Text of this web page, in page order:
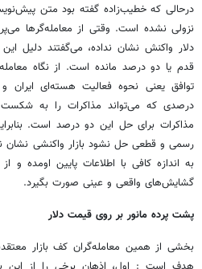
درحالی که خطیب‌زاده گفته بود متن
نزولی نشده است. وقتی از معامله‌گرها
دلار واکنش نشان نداده، می‌گفتند دلیل
قدم یا دو درصد مانده است. از نگاه
توافق یعنی نحوه فعالیت هسته‌ای
درصدی که می‌تواند مذاکرات را به شکست
مذاکرات برای حل این دو درصد است.
رسمی و قطعی حل نشود بازار واکنشی نشان
به اندازه کافی با اطلاعات پایین اومده و
گشایش‌های واقعی و عینی صورت بگیرد.
پشت پرده مانور بر روی قیمت دلار
بخشی از همین معامله‌گران کف بازار